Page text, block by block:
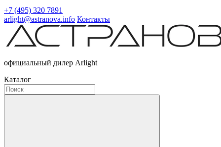
+7 (495) 320 7891
arlight@astranova.info Контакты
официальный дилер Arlight
Каталог